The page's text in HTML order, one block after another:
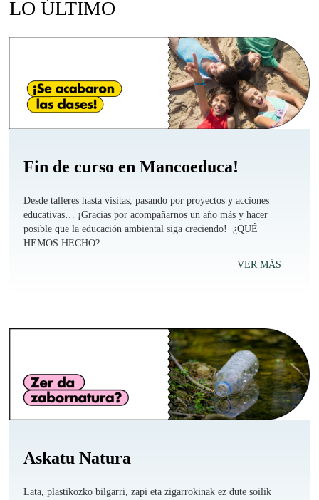
LO ÚLTIMO
Fin de curso en Mancoeduca!
Desde talleres hasta visitas, pasando por proyectos y acciones
educativas… ¡Gracias por acompañarnos un año más y hacer
posible que la educación ambiental siga creciendo! ¿QUÉ
HEMOS HECHO?...
VER MÁS
Askatu Natura
Lata, plastikozko bilgarri, zapi eta zigarrokinak ez dute soilik